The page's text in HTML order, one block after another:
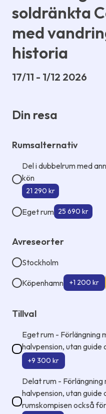
soldränkta
med
historia
17/11 - 1/12 2026
Din resa
Rumsalternativ
Del i dubbelrum med
kön
21 290 kr
Eget rum 25 690 kr
Avreseorter
Stockholm
Köpenhamn +1 200 kr
Tillval
Eget rum - Förlängning
halvpension, utan guide
+9 300 kr
Delat rum - Förlängning
halvpension, utan
rumskompisen också